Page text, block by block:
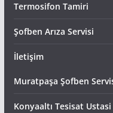
Termosifon Tamiri
Şofben Arıza Servisi
İletişim
Muratpaşa Şofben
Konyaaltı Tesisat Ustasi